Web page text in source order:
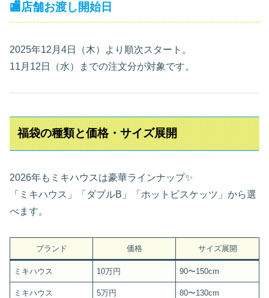
🏬店舗お渡し開始日
2025年12月4日（木）より順次スタート。
11月12日（水）までの注文分が対象です。
福袋の種類と価格・サイズ展開
2026年もミキハウスは豪華ラインナップ✨
「ミキハウス」「ダブルB」「ホットビスケッツ」から選
べます。
ブランド 価格 サイズ展開
ミキハウス 10万円 90〜150cm
ミキハウス 5万円 80〜130cm